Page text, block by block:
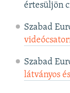
értesüljön
Szabad
Szabad
látványos